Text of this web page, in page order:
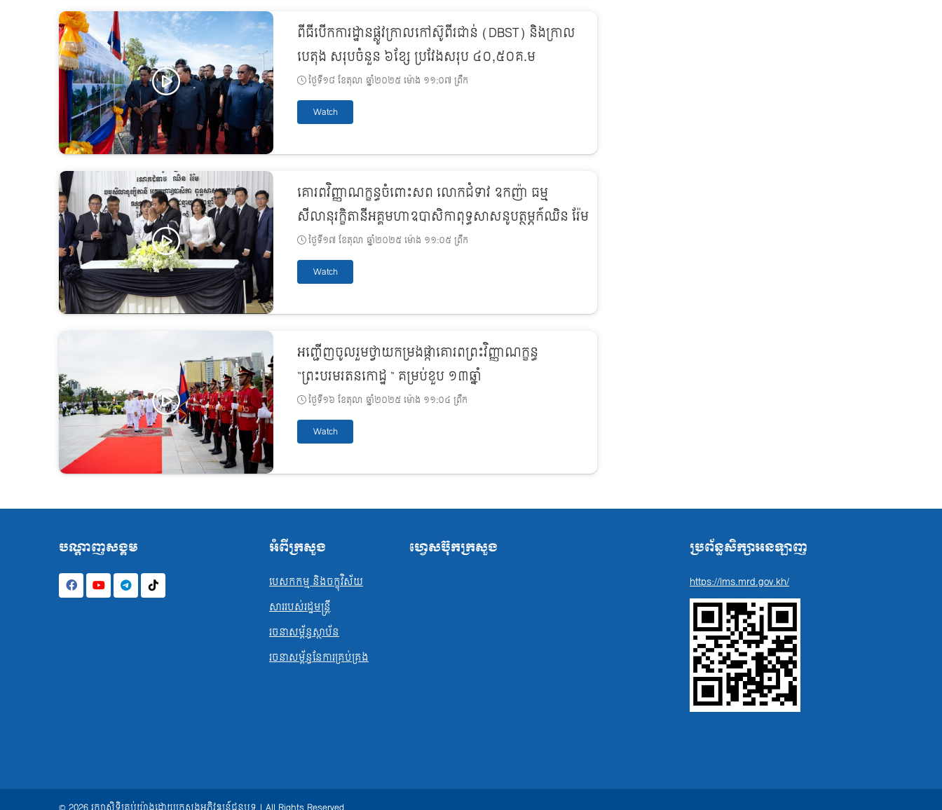
ពីធីបើកការដ្ឋានផ្លូវក្រាលកៅស៊ូពីរជាន់ (DBST) និងក្រាល
បេតុង សរុបចំនួន ៦ខ្សែ ប្រវែងសរុប ៤០,៥០គ.ម
ថ្ងៃទី១៨ ខែតុលា ឆ្នាំ២០២៥ ម៉ោង ១១:០៧ ព្រឹក
Watch
គោរពវិញ្ញាណក្ខន្ធចំពោះសព លោកជំទាវ ឧកញ៉ា ធម្ម
សីលានុរក្ខិតានីអគ្គមហាឧបាសិកាពុទ្ធសាសនូបត្ថម្ភក៍ឈិន រ៉ែម
ថ្ងៃទី១៧ ខែតុលា ឆ្នាំ២០២៥ ម៉ោង ១១:០៥ ព្រឹក
Watch
អញ្ជើញចូលរួមថ្វាយកម្រងផ្កាគោរពព្រះវិញ្ញាណក្ខន្ធ
“ព្រះបរមរតនកោដ្ឋ “ គម្រប់ខួប ១៣ឆ្នាំ
ថ្ងៃទី១៦ ខែតុលា ឆ្នាំ២០២៥ ម៉ោង ១១:០៤ ព្រឹក
Watch
បណ្ដាញសង្គម អំពីក្រសួង
បេសកកម្ម និងចក្ខុវិស័យ
សាររបស់រដ្ឋមន្ត្រី
រចនាសម្ព័ន្ធស្ថាប័ន
រចនាសម្ព័ន្ធនែការគ្រប់គ្រង
ហ្វេសប៊ុកក្រសួង ប្រព័ន្ធសិក្សាអនឡាញ
https://lms.mrd.gov.kh/